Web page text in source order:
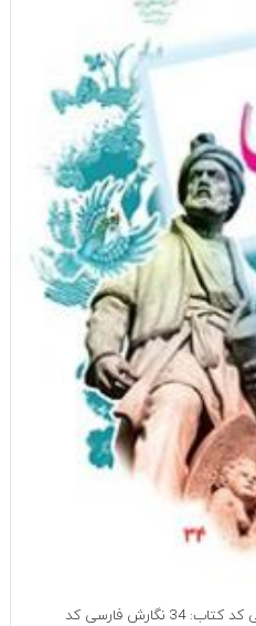
کار و فناوری کد کتاب: 34/10 فارسی کد کتاب: 34 نگارش فارسی کد